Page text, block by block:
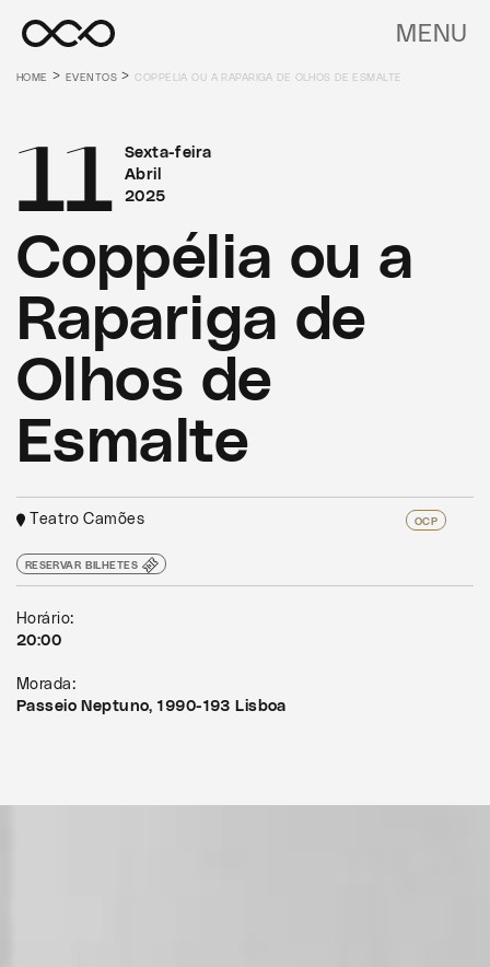
MENU
HOME >EVENTOS >COPPÉLIA OU A RAPARIGA DE OLHOS DE ESMALTE
Sexta-feira
Abril
2025
11
Coppélia ou a
Rapariga de
Olhos de
Esmalte
Teatro Camões OCP
RESERVAR BILHETES
Horário:
20:00
Morada:
Passeio Neptuno, 1990-193 Lisboa